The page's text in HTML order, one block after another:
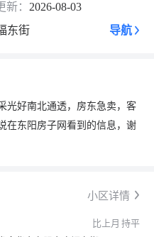
新： 2026-08-03
东街 导航
光好南北通透，房东急卖，客
在东阳房子网看到的信息，谢
小区详情
比上月 持平